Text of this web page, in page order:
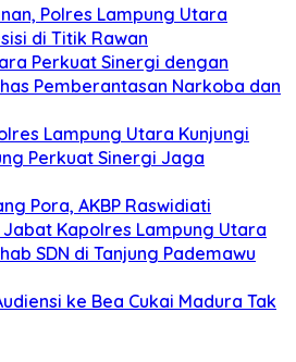
Polres Lampung Utara
di Titik Rawan
Perkuat Sinergi dengan
Pemberantasan Narkoba dan
Lampung Utara Kunjungi
Perkuat Sinergi Jaga
Pora, AKBP Raswidiati
Jabat Kapolres Lampung Utara
SDN di Tanjung Pademawu
ke Bea Cukai Madura Tak